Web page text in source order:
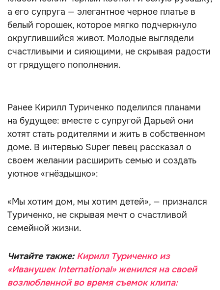
а его супруга — элегантное черное платье в
белый горошек, которое мягко подчеркнуло
округлившийся живот. Молодые выглядели
счастливыми и сияющими, не скрывая радости
от грядущего пополнения.
Ранее Кирилл Туриченко поделился планами
на будущее: вместе с супругой Дарьей они
хотят стать родителями и жить в собственном
доме. В интервью Super певец рассказал о
своем желании расширить семью и создать
уютное «гнёздышко»:
«Мы хотим дом, мы хотим детей», — признался
Туриченко, не скрывая мечт о счастливой
семейной жизни.
Читайте также: Кирилл Туриченко из
«Иванушек International» женился на своей
возлюбленной во время съемок клипа: